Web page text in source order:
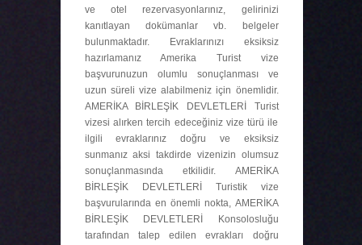
ve otel rezervasyonlarınız, gelirinizi
kanıtlayan dokümanlar vb. belgeler
bulunmaktadır. Evraklarınızı eksiksiz
hazırlamanız Amerika Turist vize
başvurunuzun olumlu sonuçlanması ve
uzun süreli vize alabilmeniz için önemlidir.
AMERİKA BİRLEŞİK DEVLETLERİ Turist
vizesi alırken tercih edeceğiniz vize türü ile
ilgili evraklarınız doğru ve eksiksiz
sunmanız aksi takdirde vizenizin olumsuz
sonuçlanmasında etkilidir. AMERİKA
BİRLEŞİK DEVLETLERİ Turistik vize
başvurularında en önemli nokta, AMERİKA
BİRLEŞİK DEVLETLERİ Konsolosluğu
tarafından talep edilen evrakları doğru